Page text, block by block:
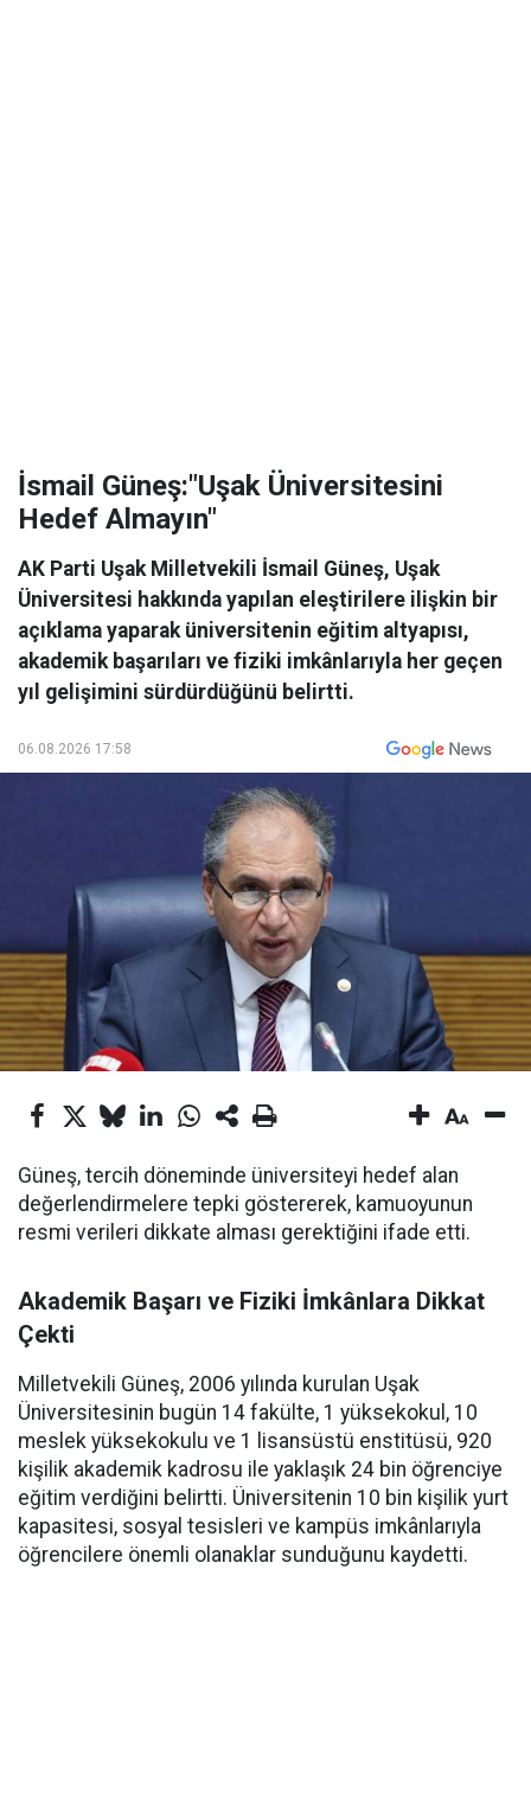
İsmail Güneş:"Uşak Üniversitesini
Hedef Almayın"
AK Parti Uşak Milletvekili İsmail Güneş, Uşak
Üniversitesi hakkında yapılan eleştirilere ilişkin bir
açıklama yaparak üniversitenin eğitim altyapısı,
akademik başarıları ve fiziki imkânlarıyla her geçen
yıl gelişimini sürdürdüğünü belirtti.
06.08.2026 17:58
Güneş, tercih döneminde üniversiteyi hedef alan
değerlendirmelere tepki göstererek, kamuoyunun
resmi verileri dikkate alması gerektiğini ifade etti.
Akademik Başarı ve Fiziki İmkânlara Dikkat
Çekti
Milletvekili Güneş, 2006 yılında kurulan Uşak
Üniversitesinin bugün 14 fakülte, 1 yüksekokul, 10
meslek yüksekokulu ve 1 lisansüstü enstitüsü, 920
kişilik akademik kadrosu ile yaklaşık 24 bin öğrenciye
eğitim verdiğini belirtti. Üniversitenin 10 bin kişilik yurt
kapasitesi, sosyal tesisleri ve kampüs imkânlarıyla
öğrencilere önemli olanaklar sunduğunu kaydetti.